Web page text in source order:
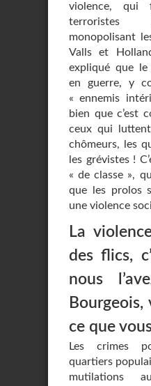
violence,
terroristes
monopolisant
Valls et
expliqué que le
en guerre, y
« ennemis
bien que c’est
ceux qui
chômeurs, les
les grévistes !
« de classe »,
que les prolos
une violence
La
des flics,
nous
Bourgeois,
ce que
Les crimes
quartiers
mutilations